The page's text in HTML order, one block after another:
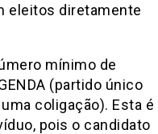
eleitos diretamente
mínimo de
(partido único
coligação). Esta é
pois o candidato